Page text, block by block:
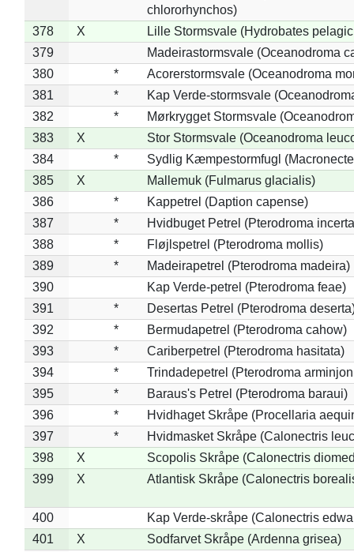
chlororhynchos)
378
X
Lille Stormsvale (Hydrobates
379
Madeirastormsvale (Oceanodroma
380
*
Acorerstormsvale (Oceanodroma
381
*
Kap Verde-stormsvale
382
*
Mørkrygget Stormsvale
383
X
Stor Stormsvale (Oceanodroma
384
*
Sydlig Kæmpestormfugl
385
X
Mallemuk (Fulmarus glacialis)
386
*
Kappetrel (Daption capense)
387
*
Hvidbuget Petrel (Pterodroma
388
*
Fløjlspetrel (Pterodroma mollis)
389
*
Madeirapetrel (Pterodroma madeira)
390
Kap Verde-petrel (Pterodroma feae)
391
*
Desertas Petrel (Pterodroma
392
*
Bermudapetrel (Pterodroma cahow)
393
*
Cariberpetrel (Pterodroma hasitata)
394
*
Trindadepetrel (Pterodroma
395
*
Baraus's Petrel (Pterodroma baraui)
396
*
Hvidhaget Skråpe (Procellaria
397
*
Hvidmasket Skråpe (Calonectris
398
X
Scopolis Skråpe (Calonectris
399
X Atlantisk Skråpe (Calonectris
400
Kap Verde-skråpe (Calonectris
401
X
Sodfarvet Skråpe (Ardenna grisea)